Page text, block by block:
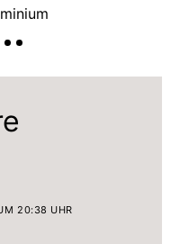
20:38 UHR